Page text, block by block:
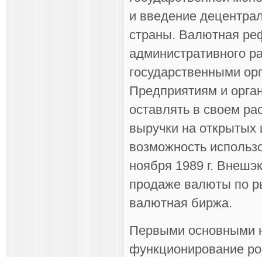
и введение
страны. Валютная
административного
государственными
Предприятиям и
оставлять в своем
выручки на
возможность
ноября 1989 г.
продаже валюты по
валютная биржа.
Первыми основными
функционирование